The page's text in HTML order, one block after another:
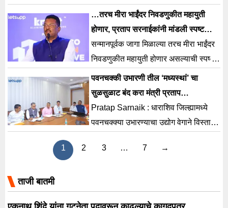
त्यामध्ये तथ्य आहे. असं म्हणत
विलीनीकरणाला दुजोरा दिला आहे.
…तरच मीरा भाईंदर निवडणुकीत महायुती
होणार, प्रताप सरनाईकांनी मांडली स्पष्ट
भूमिका
सन्मानपूर्वक जागा मिळाल्या तरच मीरा भाईंदर
निवडणुकीत महायुती होणार असल्याची स्पष्ट
भूमिका शिवसेनेचे नेते मंत्री प्रताप सरनाईक
यांनी मांडलीयं.
पवनचक्की उभारणी तील ‘मध्यस्थां’ चा
सुळसुळाट बंद करा मंत्री प्रताप
सरनाईकांचे आदेश
Pratap Sarnaik : धाराशिव जिल्ह्यामध्ये
पवनचक्क्या उभारण्याचा उद्योग वेगाने विस्तारत
जमिनी घेत असताना
1 2 3 … 7 →
ताजी बातमी